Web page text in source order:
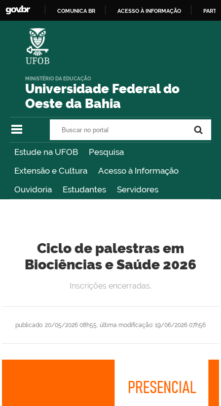
COMUNICA BR ACESSO À INFORMAÇÃO
Universidade Federal do
Oeste da Bahia
MINISTÉRIO DA EDUCAÇÃO
Estude na UFOB
Pesquisa
Extensão e Cultura
Acesso à Informação
Ouvidoria
Estudantes Servidores
Ciclo de palestras em
Biociências e Saúde 2026
publicado: 20/05/2026 08h55 última modificação: 19/06/2026 07h56
Inscrições encerradas.